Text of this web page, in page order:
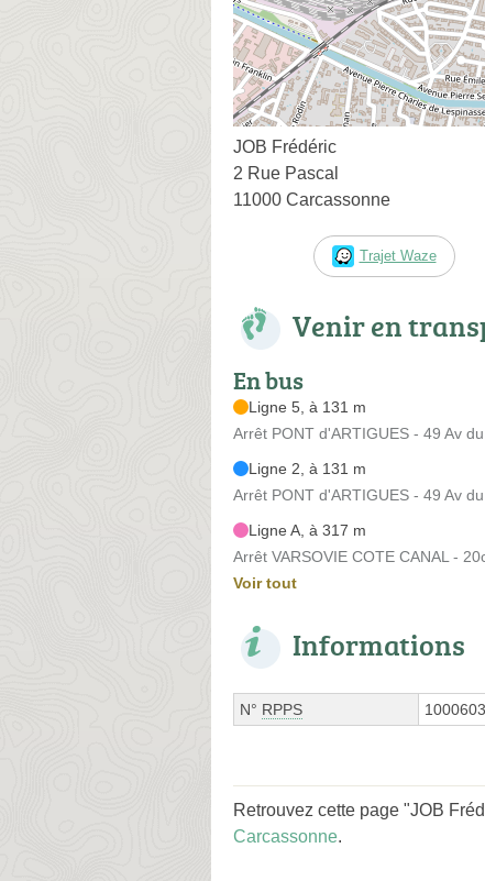
JOB Frédéric
2 Rue Pascal
11000 Carcassonne
Trajet Waze
Venir en
En bus
Ligne 5, à 131 m
Arrêt PONT d'ARTIGUES - 49 Av
Ligne 2, à 131 m
Arrêt PONT d'ARTIGUES - 49 Av
Ligne A, à 317 m
Arrêt VARSOVIE COTE CANAL -
Voir tout
Informations
N° RPPS
Retrouvez cette page "JOB
Carcassonne.